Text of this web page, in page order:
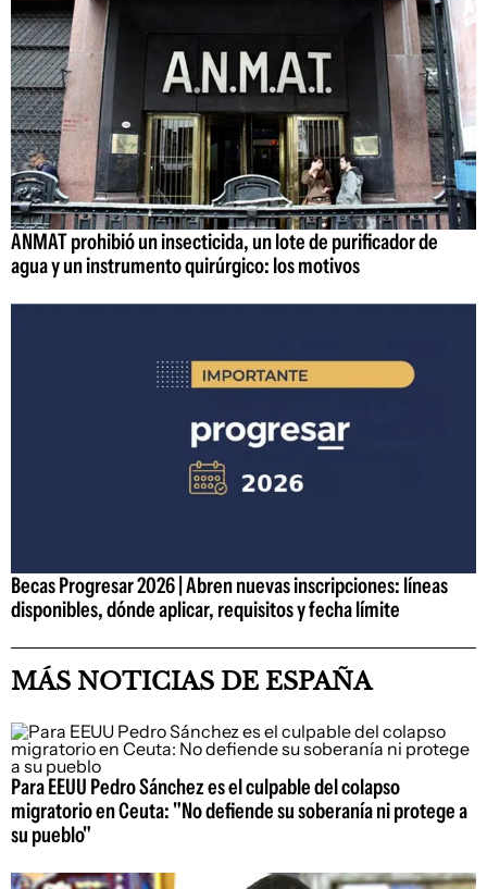
ANMAT prohibió un insecticida, un lote de purificador de
agua y un instrumento quirúrgico: los motivos
Becas Progresar 2026 | Abren nuevas inscripciones: líneas
disponibles, dónde aplicar, requisitos y fecha límite
MÁS NOTICIAS DE ESPAÑA
Para EEUU Pedro Sánchez es el culpable del colapso
migratorio en Ceuta: "No defiende su soberanía ni protege a
su pueblo"